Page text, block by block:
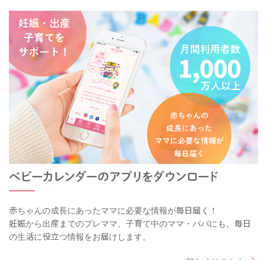
赤ちゃんの成長にあったママに必要な情報が毎日届く！
妊娠から出産までのプレママ、子育て中のママ・パパにも、毎日
の生活に役立つ情報をお届けします。